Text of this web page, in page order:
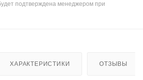
подтверждена менеджером при
ХАРАКТЕРИСТИКИ ОТЗЫВЫ